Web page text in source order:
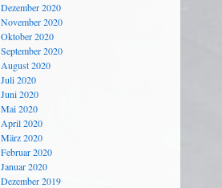
Dezember 2020
November 2020
Oktober 2020
September 2020
August 2020
Juli 2020
Juni 2020
Mai 2020
April 2020
März 2020
Februar 2020
Januar 2020
Dezember 2019